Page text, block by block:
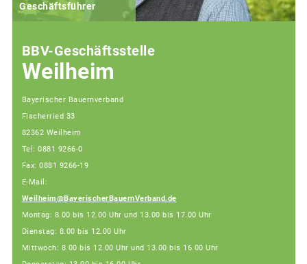
Geschäftsführer
BBV-Geschäftsstelle
Weilheim
Bayerischer Bauernverband
Fischerried 33
82362 Weilheim
Tel: 0881 9266-0
Fax: 0881 9266-19
E-Mail:
Weilheim@BayerischerBauernVerband.de
Montag: 8.00 bis 12.00 Uhr und 13.00 bis 17.00 Uhr
Dienstag: 8.00 bis 12.00 Uhr
Mittwoch: 8.00 bis 12.00 Uhr und 13.00 bis 16.00 Uhr